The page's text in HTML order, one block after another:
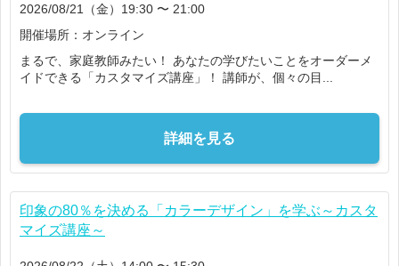
2026/08/21（金）19:30 〜 21:00
開催場所：オンライン
まるで、家庭教師みたい！ あなたの学びたいことをオーダーメ
イドできる「カスタマイズ講座」！ 講師が、個々の目...
詳細を見る
印象の80％を決める「カラーデザイン」を学ぶ～カスタ
マイズ講座～